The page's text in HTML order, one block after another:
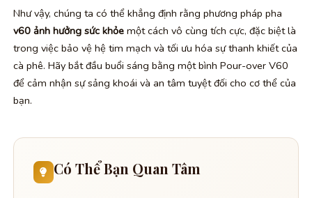
Như vậy, chúng ta có thể khẳng định rằng phương pháp pha
v60 ảnh hưởng sức khỏe một cách vô cùng tích cực, đặc biệt là
trong việc bảo vệ hệ tim mạch và tối ưu hóa sự thanh khiết của
cà phê. Hãy bắt đầu buổi sáng bằng một bình Pour-over V60
để cảm nhận sự sảng khoái và an tâm tuyệt đối cho cơ thể của
bạn.
Có Thể Bạn Quan Tâm